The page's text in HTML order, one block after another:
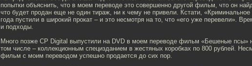
попытки объяснить, что в моем переводе это совершенно другой фильм, что он
что будет продан еще не один тираж, ни к чему не привели. Кстати, «Криминальное
года пустили в широкий прокат – и это несмотря на то, что «его уже перевели».
и подходы.
Много позже CP Digital выпустили на DVD в моем переводе фильм «Бешеные псы»
том числе – коллекционным специзданием в жестяных коробках по 800 рублей.
фильм с моим переводом успешно продается до сих пор.